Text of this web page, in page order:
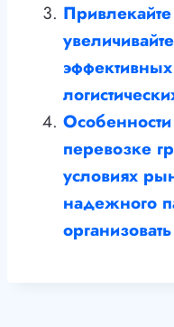
перевозке
условиях
надежного